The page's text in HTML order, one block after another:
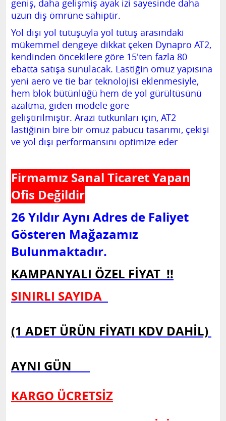
geniş, daha gelişmiş ayak izi sayesinde daha
uzun diş ömrüne sahiptir.
Yol dışı yol tutuşuyla yol tutuş arasındaki
mükemmel dengeye dikkat çeken Dynapro AT2,
kendinden öncekilere göre 15'ten fazla 80
ebatta satışa sunulacak. Lastiğin omuz yapısına
yeni aero ve tie bar teknolojisi eklenmesiyle,
hem blok bütünlüğü hem de yol gürültüsünü
azaltma, giden modele göre
geliştirilmiştir. Arazi tutkunları için, AT2
lastiğinin bire bir omuz pabucu tasarımı, çekişi
ve yol dışı performansını optimize eder
Firmamız Sanal Ticaret Yapan
Ofis Değildir
26 Yıldır Aynı Adres de Faliyet
Gösteren Mağazamız
Bulunmaktadır.
KAMPANYALI ÖZEL FİYAT !!
SINIRLI SAYIDA
(1 ADET ÜRÜN FİYATI KDV DAHİL)
AYNI GÜN
KARGO ÜCRETSİZ